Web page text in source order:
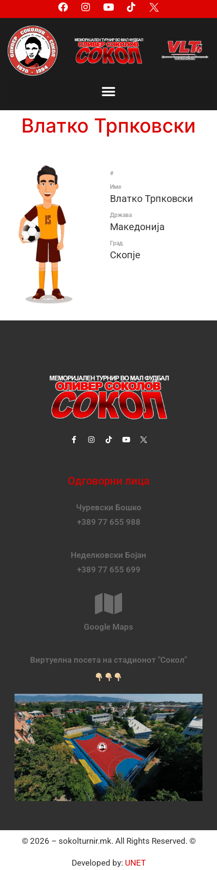
Влатко Трпковски
#
Име
Влатко Трпковски
Држава
Македонија
Град
Скопје
Одговорни лица
Чуревски Бошко
+389 77 655 988
Неделковски Бојан
+389 77 655 699
Google Maps
Виртуелна посета на стадионот "Сокол"
© 2026 – sokolturnir.mk. All Rights Reserved. ©
Developed by: UNET